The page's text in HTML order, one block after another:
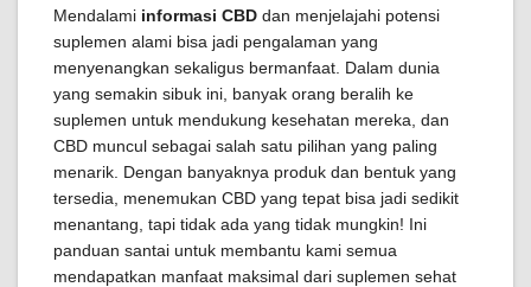
Mendalami informasi CBD dan menjelajahi potensi
suplemen alami bisa jadi pengalaman yang
menyenangkan sekaligus bermanfaat. Dalam dunia
yang semakin sibuk ini, banyak orang beralih ke
suplemen untuk mendukung kesehatan mereka, dan
CBD muncul sebagai salah satu pilihan yang paling
menarik. Dengan banyaknya produk dan bentuk yang
tersedia, menemukan CBD yang tepat bisa jadi sedikit
menantang, tapi tidak ada yang tidak mungkin! Ini
panduan santai untuk membantu kami semua
mendapatkan manfaat maksimal dari suplemen sehat